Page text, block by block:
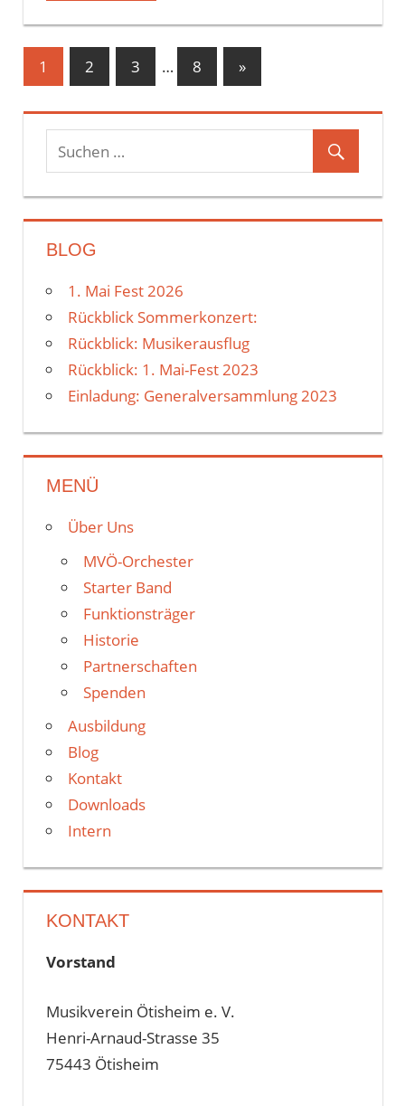
Beitragsnavigation
1 2 3 … 8
Nächste
Beiträge
»
BLOG
1. Mai Fest 2026
Rückblick Sommerkonzert:
Rückblick: Musikerausflug
Rückblick: 1. Mai-Fest 2023
Einladung: Generalversammlung 2023
MENÜ
Über Uns
MVÖ-Orchester
Starter Band
Funktionsträger
Historie
Partnerschaften
Spenden
Ausbildung
Blog
Kontakt
Downloads
Intern
KONTAKT
Vorstand
Musikverein Ötisheim e. V.
Henri-Arnaud-Strasse 35
75443 Ötisheim